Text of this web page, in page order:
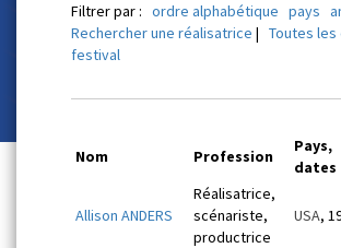
Filtrer par : ordre alphabétique pays
Rechercher une réalisatrice | Toutes
festival
Nom Profession
Pays,
dates
Allison ANDERS
Réalisatrice,
scénariste,
productrice
USA,